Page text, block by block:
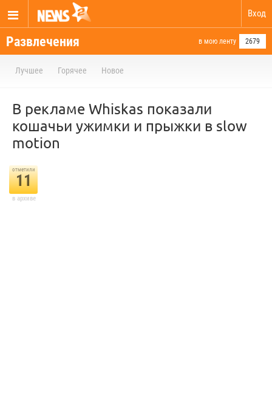
Вход
Развлечения в мою ленту 2679
Лучшее Горячее Новое
В рекламе Whiskas показали
кошачьи ужимки и прыжки в slow
motion
отметили
11
в архиве